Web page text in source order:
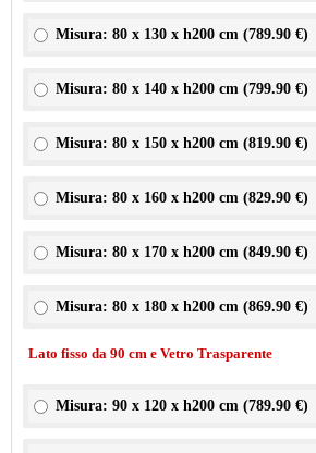
Misura: 80 x 130 x h200 cm (789.90 €)
Misura: 80 x 140 x h200 cm (799.90 €)
Misura: 80 x 150 x h200 cm (819.90 €)
Misura: 80 x 160 x h200 cm (829.90 €)
Misura: 80 x 170 x h200 cm (849.90 €)
Misura: 80 x 180 x h200 cm (869.90 €)
Lato fisso da 90 cm e Vetro Trasparente
Misura: 90 x 120 x h200 cm (789.90 €)